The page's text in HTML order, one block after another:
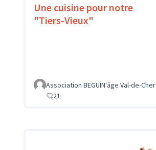
Une cuisine pour notre
"Tiers-Vieux"
Association BEGUIN'âge Val-de-Cher
21